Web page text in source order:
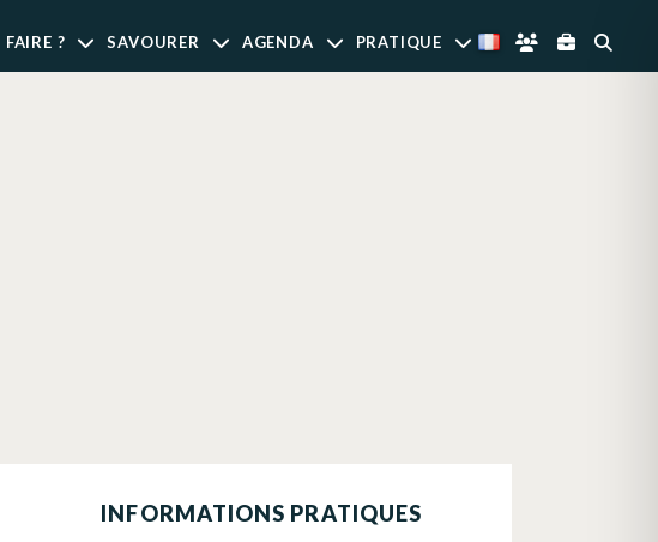
FAIRE ? SAVOURER AGENDA PRATIQUE
INFORMATIONS PRATIQUES